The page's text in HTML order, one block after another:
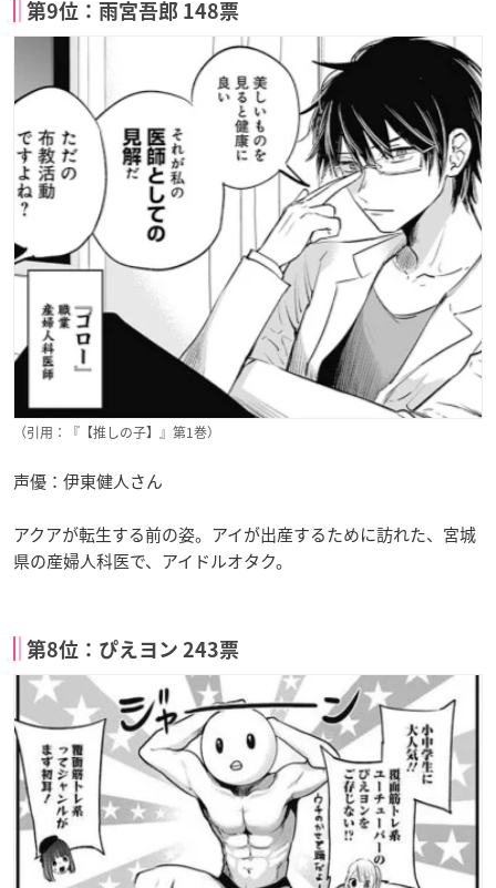
第9位：雨宮吾郎 148票
（引用：『【推しの子】』第1巻）
声優：伊東健人さん
アクアが転生する前の姿。アイが出産するために訪れた、宮城
県の産婦人科医で、アイドルオタク。
第8位：ぴえヨン 243票